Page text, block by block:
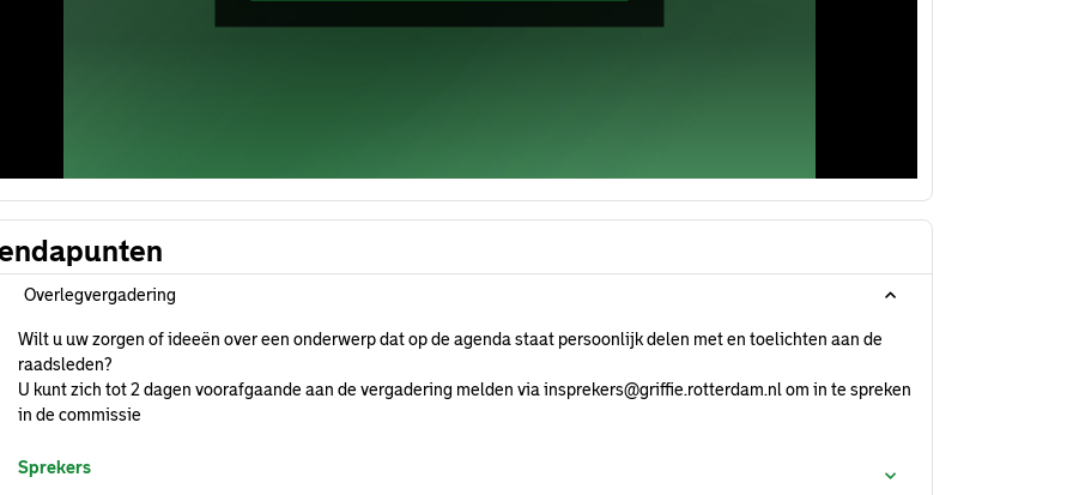
Overlegvergadering
Wilt u uw zorgen of ideeën over een onderwerp dat op de agenda staat persoonlijk delen met en toelichten aan de
raadsleden?
U kunt zich tot 2 dagen voorafgaande aan de vergadering melden via insprekers@griffie.rotterdam.nl om in te spreken
in de commissie
Sprekers